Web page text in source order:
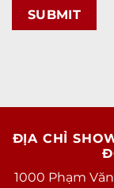
ĐỊA CHỈ
1000 Phạm